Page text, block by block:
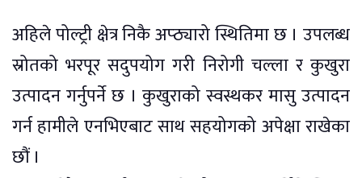
अहिले पोल्ट्री क्षेत्र निकै अप्ठ्यारो स्थितिमा छ । उपलब्ध
स्रोतको भरपूर सदुपयोग गरी निरोगी चल्ला र कुखुरा
उत्पादन गर्नुपर्ने छ । कुखुराको स्वस्थकर मासु उत्पादन
गर्न हामीले एनभिएबाट साथ सहयोगको अपेक्षा राखेका
छौं ।